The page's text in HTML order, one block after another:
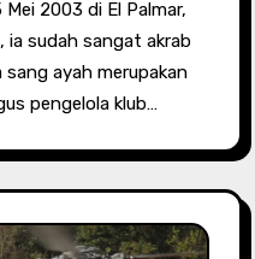
ia sudah sangat akrab
ayah merupakan
pengelola klub…